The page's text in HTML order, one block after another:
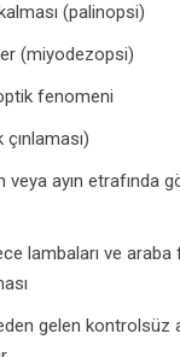
(palinopsi)
(miyodezopsi)
fenomeni
veya ayın etrafında
lambaları ve araba
gelen kontrolsüz